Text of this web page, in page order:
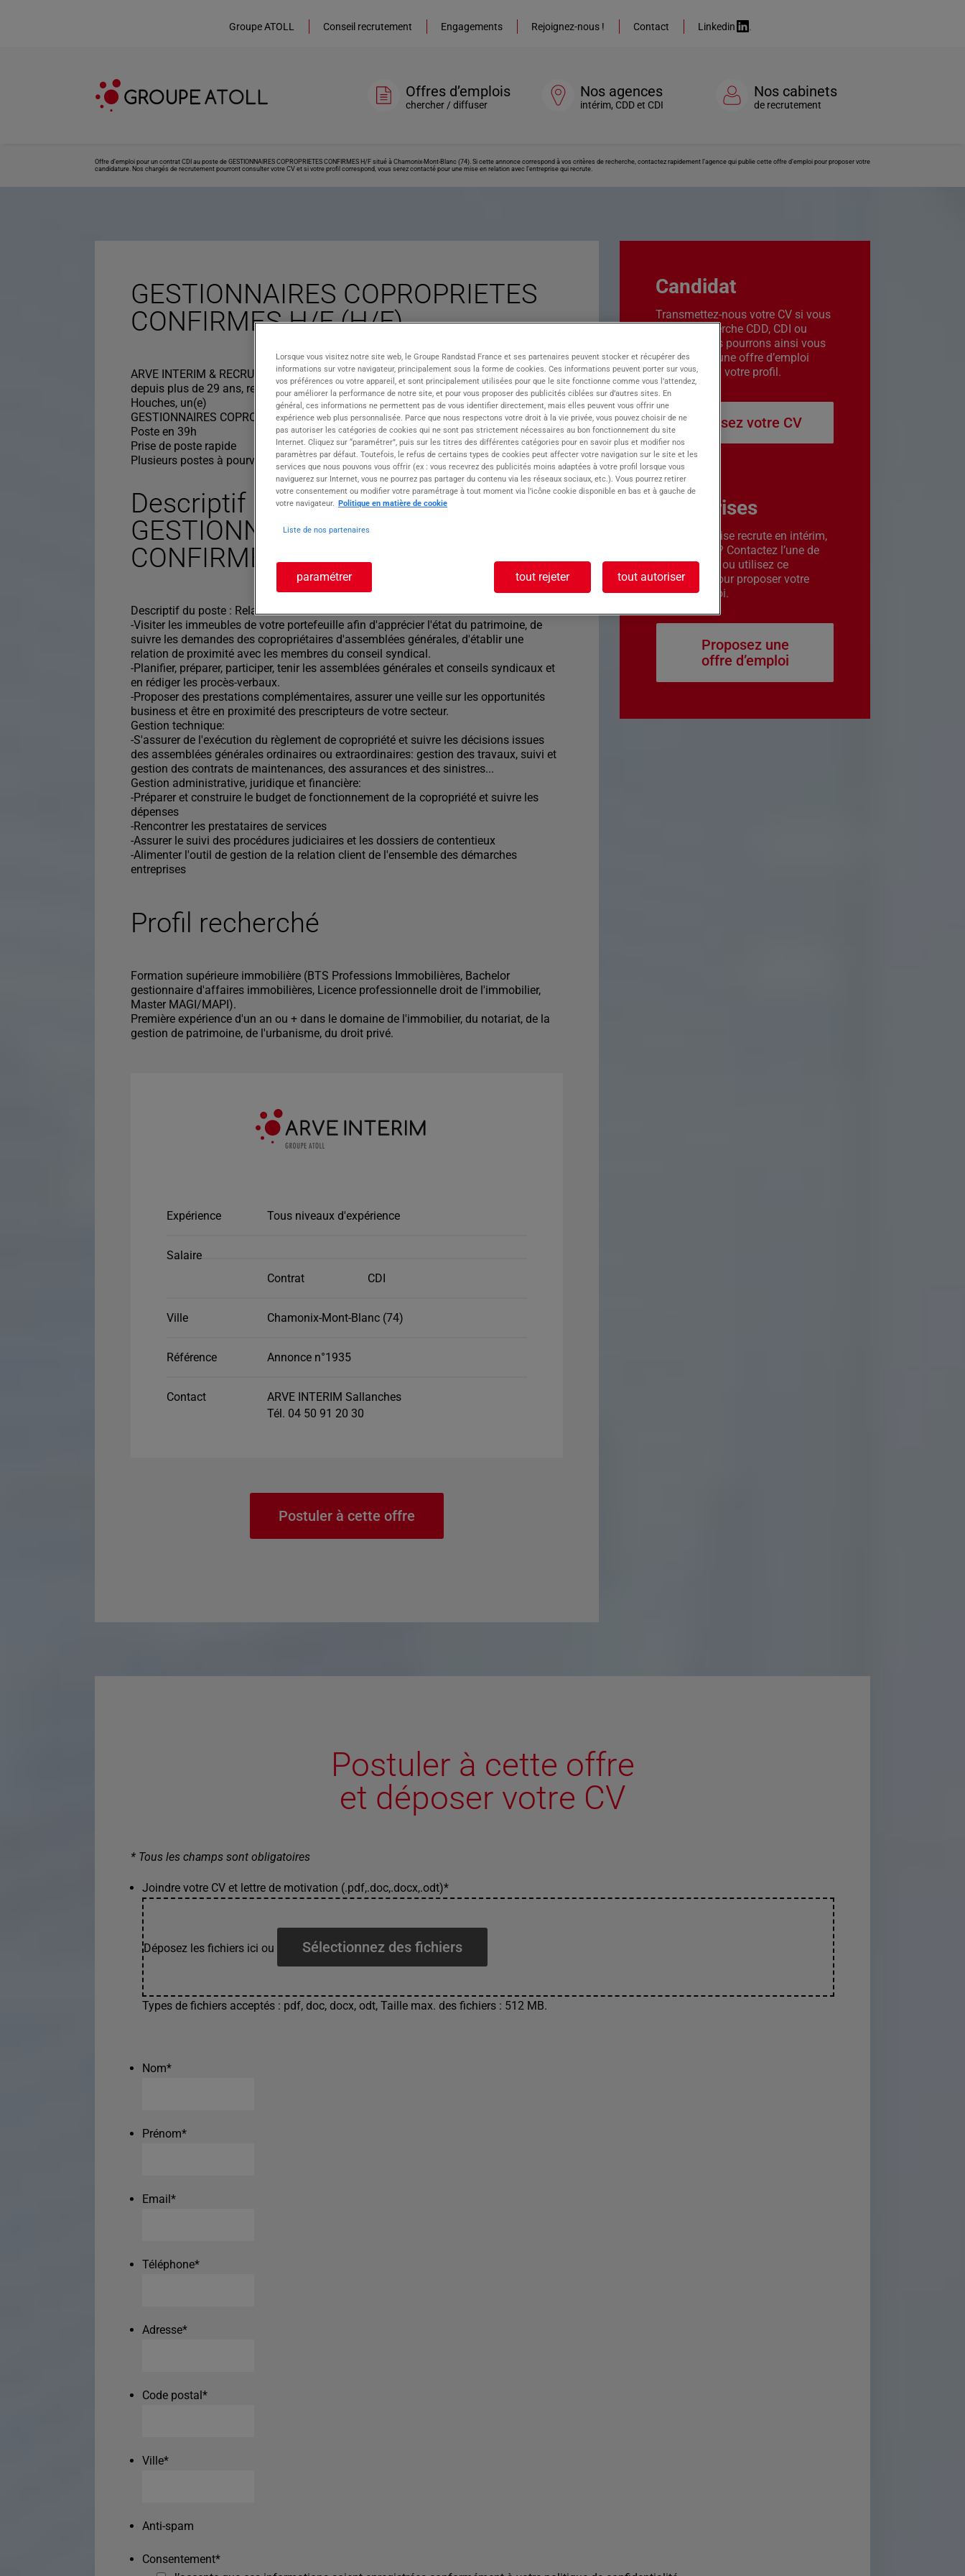
Groupe ATOLL Conseil recrutement Engagements Rejoignez-nous ! Contact Linkedin
Offres d’emplois
chercher / diffuser
Nos agences
intérim, CDD et CDI
Nos cabinets
de recrutement
Offre d’emploi pour un contrat CDI au poste de GESTIONNAIRES COPROPRIETES CONFIRMES H/F situé à Chamonix-Mont-Blanc (74). Si cette annonce correspond à vos critères de recherche, contactez rapidement l’agence qui publie cette offre d’emploi pour proposer votre
candidature. Nos chargés de recrutement pourront consulter votre CV et si votre profil correspond, vous serez contacté pour une mise en relation avec l’entreprise qui recrute.
GESTIONNAIRES COPROPRIETES
CONFIRMES H/F (H/F)
ARVE INTERIM & RECRUTEMENT SALLANCHES spécialiste du recrutement local
depuis plus de 29 ans, recherche pour un de ses clients basé à Chamonix/ les
Houches, un(e)
GESTIONNAIRES COPROPRIETES CONFIRMES
Poste en 39h
Prise de poste rapide
Plusieurs postes à pourvoir
Descriptif du poste :
GESTIONNAIRES COPROPRIETES
CONFIRMES H/F
Descriptif du poste : Relation client et commerciale:
-Visiter les immeubles de votre portefeuille afin d'apprécier l'état du patrimoine, de
suivre les demandes des copropriétaires d'assemblées générales, d'établir une
relation de proximité avec les membres du conseil syndical.
-Planifier, préparer, participer, tenir les assemblées générales et conseils syndicaux et
en rédiger les procès-verbaux.
-Proposer des prestations complémentaires, assurer une veille sur les opportunités
business et être en proximité des prescripteurs de votre secteur.
Gestion technique:
-S'assurer de l'exécution du règlement de copropriété et suivre les décisions issues
des assemblées générales ordinaires ou extraordinaires: gestion des travaux, suivi et
gestion des contrats de maintenances, des assurances et des sinistres...
Gestion administrative, juridique et financière:
-Préparer et construire le budget de fonctionnement de la copropriété et suivre les
dépenses
-Rencontrer les prestataires de services
-Assurer le suivi des procédures judiciaires et les dossiers de contentieux
-Alimenter l'outil de gestion de la relation client de l'ensemble des démarches
entreprises
Profil recherché
Formation supérieure immobilière (BTS Professions Immobilières, Bachelor
gestionnaire d'affaires immobilières, Licence professionnelle droit de l'immobilier,
Master MAGI/MAPI).
Première expérience d'un an ou + dans le domaine de l'immobilier, du notariat, de la
gestion de patrimoine, de l'urbanisme, du droit privé.
Expérience Tous niveaux d'expérience
Salaire
Contrat
CDI
Ville Chamonix-Mont-Blanc (74)
Référence Annonce n°1935
Contact
ARVE INTERIM Sallanches
Tél. 04 50 91 20 30
Postuler à cette offre
Candidat
Transmettez-nous votre CV si vous
êtes en recherche CDD, CDI ou
intérim. Nous pourrons ainsi vous
contacter si une offre d’emploi
correspond à votre profil.
Déposez votre CV
Entreprises
Votre entreprise recrute en intérim,
CDD ou CDI ? Contactez l’une de
nos agences ou utilisez ce
formulaire pour proposer votre
offre d’emploi.
Proposez une
offre d’emploi
Postuler à cette offre
et déposer votre CV
* Tous les champs sont obligatoires
Joindre votre CV et lettre de motivation (.pdf,.doc,.docx,.odt)*
Déposez les fichiers ici ou Sélectionnez des fichiers
Types de fichiers acceptés : pdf, doc, docx, odt, Taille max. des fichiers : 512 MB.
Nom*
Prénom*
Email*
Téléphone*
Adresse*
Code postal*
Ville*
Anti-spam
Consentement*
Lorsque vous visitez notre site web, le Groupe Randstad France et ses partenaires peuvent stocker et récupérer des
informations sur votre navigateur, principalement sous la forme de cookies. Ces informations peuvent porter sur vous,
vos préférences ou votre appareil, et sont principalement utilisées pour que le site fonctionne comme vous l’attendez,
pour améliorer la performance de notre site, et pour vous proposer des publicités ciblées sur d’autres sites. En
général, ces informations ne permettent pas de vous identifier directement, mais elles peuvent vous offrir une
expérience web plus personnalisée. Parce que nous respectons votre droit à la vie privée, vous pouvez choisir de ne
pas autoriser les catégories de cookies qui ne sont pas strictement nécessaires au bon fonctionnement du site
Internet. Cliquez sur “paramétrer”, puis sur les titres des différentes catégories pour en savoir plus et modifier nos
paramètres par défaut. Toutefois, le refus de certains types de cookies peut affecter votre navigation sur le site et les
services que nous pouvons vous offrir (ex : vous recevrez des publicités moins adaptées à votre profil lorsque vous
naviguerez sur Internet, vous ne pourrez pas partager du contenu via les réseaux sociaux, etc.). Vous pourrez retirer
votre consentement ou modifier votre paramétrage à tout moment via l’icône cookie disponible en bas et à gauche de
votre navigateur. Politique en matière de cookie
Liste de nos partenaires
paramétrer tout rejeter tout autoriser